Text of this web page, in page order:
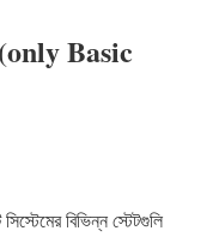
Basic
বিভিন্ন স্টেটগুলি